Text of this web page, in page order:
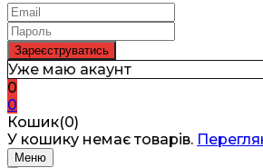
Уже маю акаунт
0
0
Кошик(0)
У кошику немає товарів.
Меню